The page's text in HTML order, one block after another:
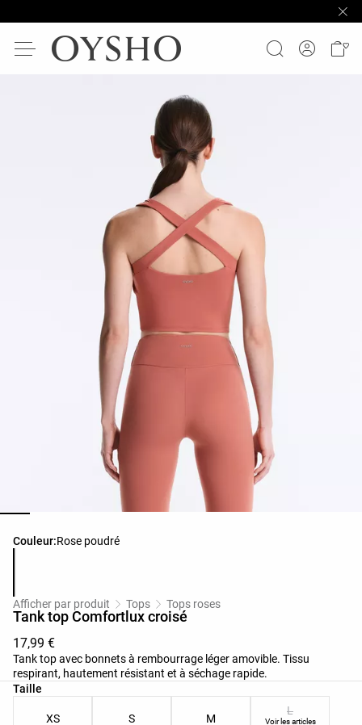
Couleur:Rose poudré
Liste des couleurs du produit
Afficher par produit Tops Tops roses
Tank top Comfortlux croisé
17,99 €
Tank top avec bonnets à rembourrage léger amovible. Tissu
respirant, hautement résistant et à séchage rapide.
Taille
Liste des tailles du produit
XS S M
L
Voir les articles